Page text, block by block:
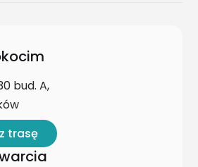
bud. A,
trasę